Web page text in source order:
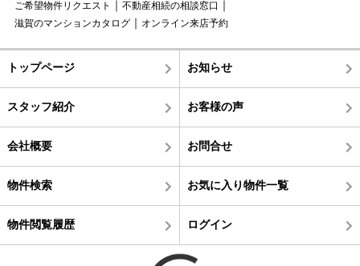
ご希望物件リクエスト
不動産相続の相談窓口
滋賀のマンションカタログ
オンライン来店予約
トップページ お知らせ
スタッフ紹介 お客様の声
会社概要 お問合せ
物件検索 お気に入り物件一覧
物件閲覧履歴 ログイン